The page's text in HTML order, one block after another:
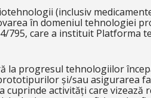
(inclusiv
în domeniul tehnologiei
795, care a instituit
la progresul tehnologiilor
și/sau asigurarea
activități care vizează